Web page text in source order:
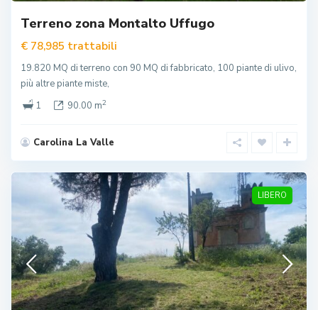
Terreno zona Montalto Uffugo
€ 78,985 trattabili
19.820 MQ di terreno con 90 MQ di fabbricato, 100 piante di ulivo,
più altre piante miste,
1
90.00 m2
Carolina La Valle
LIBERO